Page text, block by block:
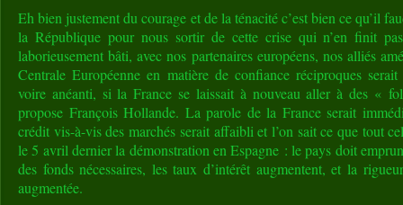
Eh bien justement du courage et de la ténacité c’est bien ce qu’il
la République pour nous sortir de cette crise qui n’en finit
laborieusement bâti, avec nos partenaires européens, nos alliés
Centrale Européenne en matière de confiance réciproques
voire anéanti, si la France se laissait à nouveau aller à des «
propose François Hollande. La parole de la France serait
crédit vis-à-vis des marchés serait affaibli et l’on sait ce que tout
le 5 avril dernier la démonstration en Espagne : le pays doit
des fonds nécessaires, les taux d’intérêt augmentent, et la
augmentée.